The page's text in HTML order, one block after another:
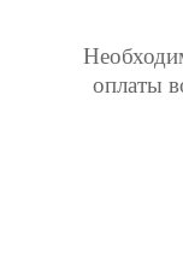
оплаты